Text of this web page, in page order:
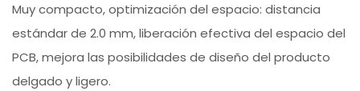
Muy compacto, optimización del espacio: distancia
estándar de 2.0 mm, liberación efectiva del espacio del
PCB, mejora las posibilidades de diseño del producto
delgado y ligero.